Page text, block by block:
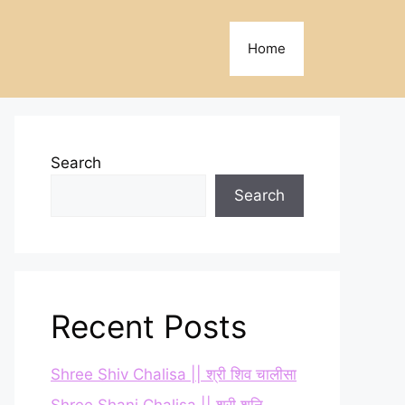
Home
Search
Search
Recent Posts
Shree Shiv Chalisa || श्री शिव चालीसा